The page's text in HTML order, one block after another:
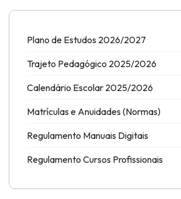
Plano de Estudos 2026/2027
Trajeto Pedagógico 2025/2026
Calendário Escolar 2025/2026
Matrículas e Anuidades (Normas)
Regulamento Manuais Digitais
Regulamento Cursos Profissionais